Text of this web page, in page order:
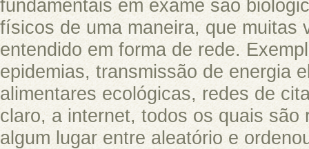
fundamentais em exame são
físicos de uma maneira, que muitas
entendido em forma de rede.
epidemias, transmissão de energia
alimentares ecológicas, redes de
claro, a internet, todos os quais são
algum lugar entre aleatório e